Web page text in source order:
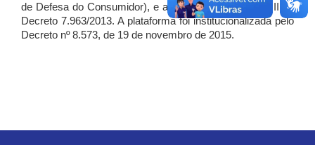
de Defesa do Consumidor), e artigo 7º, incisos I, II e III do
Decreto 7.963/2013. A plataforma foi institucionalizada pelo
Decreto nº 8.573, de 19 de novembro de 2015.